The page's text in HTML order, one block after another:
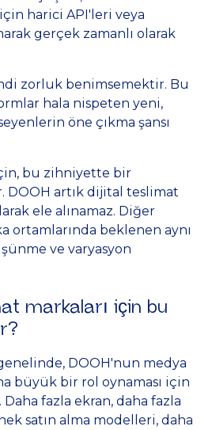
için harici API'leri veya
gerçek zamanlı olarak
zorluk benimsemektir. Bu
hala nispeten yeni,
öne çıkma şansı
bu zihniyette bir
artık dijital teslimat
ele alınamaz. Diğer
ortamlarında beklenen aynı
ve varyasyon
markaları için bu
DOOH'nun medya
büyük bir rol oynaması için
fazla ekran, daha fazla
satın alma modelleri, daha